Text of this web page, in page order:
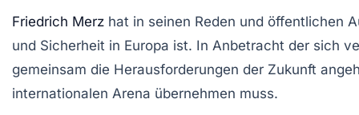
Friedrich Merz hat in seinen Reden und öffentlichen
und Sicherheit in Europa ist. In Anbetracht der sich
gemeinsam die Herausforderungen der Zukunft
internationalen Arena übernehmen muss.